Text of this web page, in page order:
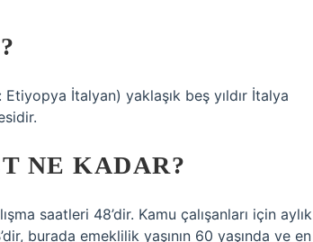
İtalyan) yaklaşık beş yıldır İtalya
NE KADAR?
saatleri 48’dir. Kamu çalışanları için aylık
burada emeklilik yaşının 60 yaşında ve en